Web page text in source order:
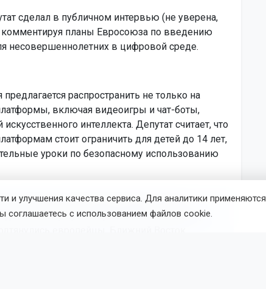
сделал в публичном интервью (не уверена,
комментируя планы Евросоюза по введению
несовершеннолетних в цифровой среде.
распространить не только на
включая видеоигры и чат-боты,
интеллекта. Депутат считает, что
стоит ограничить для детей до 14 лет,
уроки по безопасному использованию
когда мы тоже будем вводить такое
по этому пути. Первые были, по-моему,
улучшения качества сервиса. Для аналитики применяются
соглашаетесь с использованием файлов cookie.